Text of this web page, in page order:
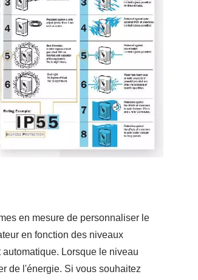
en mesure de personnaliser le
en fonction des niveaux
Lorsque le niveau
de l'énergie. Si vous souhaitez